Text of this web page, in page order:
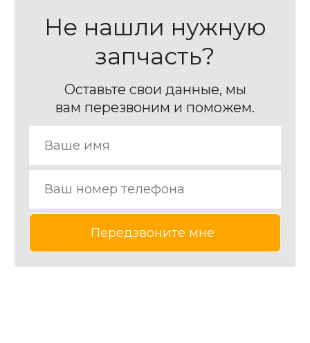
Не нашли нужную
запчасть?
Оставьте свои данные, мы
вам перезвоним и поможем.